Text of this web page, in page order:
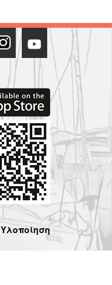
Υλοποίηση